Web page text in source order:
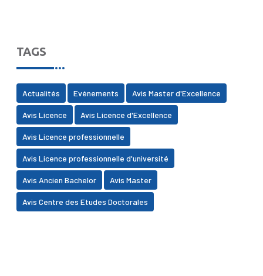
TAGS
Actualités Evénements Avis Master d'Excellence
Avis Licence Avis Licence d'Excellence
Avis Licence professionnelle
Avis Licence professionnelle d'université
Avis Ancien Bachelor Avis Master
Avis Centre des Etudes Doctorales